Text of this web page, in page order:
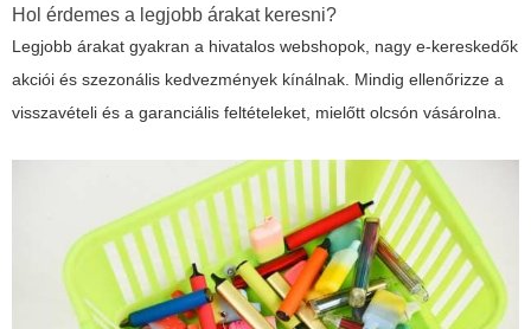
Hol érdemes a legjobb árakat keresni?
Legjobb árakat gyakran a hivatalos webshopok, nagy e-kereskedők
akciói és szezonális kedvezmények kínálnak. Mindig ellenőrizze a
visszavételi és a garanciális feltételeket, mielőtt olcsón vásárolna.